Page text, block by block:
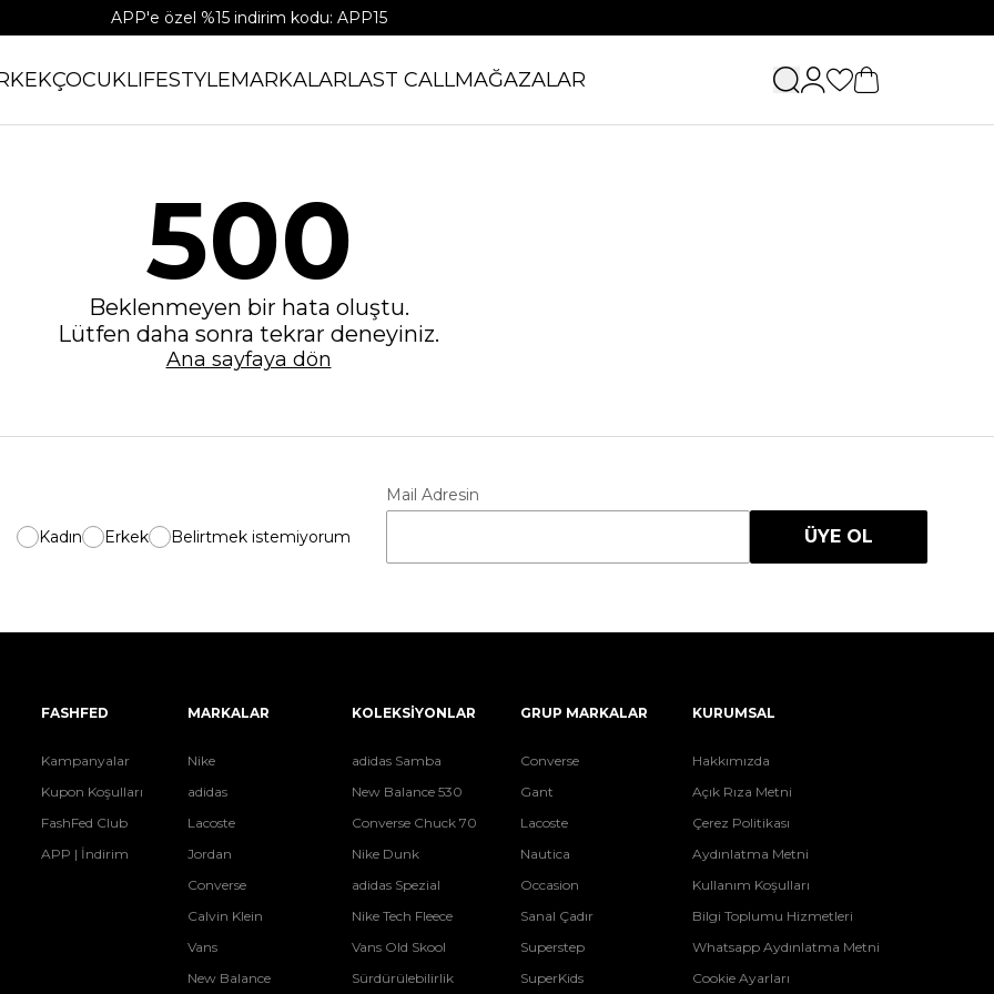
APP'e özel %15 indirim kodu: APP15
ÇOCUKLIFESTYLEMARKALARLAST CALLMAĞAZALAR
500
Beklenmeyen bir hata oluştu.
Lütfen daha sonra tekrar deneyiniz.
Ana sayfaya dön
Kadın Erkek Belirtmek istemiyorum
Mail Adresin
ÜYE OL
FASHFED
Kampanyalar
Kupon Koşulları
FashFed Club
APP | İndirim
MARKALAR
Nike
adidas
Lacoste
Jordan
Converse
Calvin Klein
Vans
New Balance
KOLEKSİYONLAR
adidas Samba
New Balance 530
Converse Chuck 70
Nike Dunk
adidas Spezial
Nike Tech Fleece
Vans Old Skool
Sürdürülebilirlik
GRUP MARKALAR
Converse
Gant
Lacoste
Nautica
Occasion
Sanal Çadır
Superstep
SuperKids
KURUMSAL
Hakkımızda
Açık Rıza Metni
Çerez Politikası
Aydınlatma Metni
Kullanım Koşulları
Bilgi Toplumu Hizmetleri
Whatsapp Aydınlatma Metni
Cookie Ayarları